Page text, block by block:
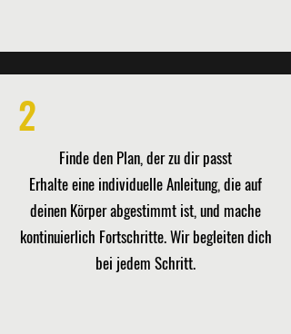
2
Finde den Plan, der zu dir passt
Erhalte eine individuelle Anleitung, die auf
deinen Körper abgestimmt ist, und mache
kontinuierlich Fortschritte. Wir begleiten dich
bei jedem Schritt.